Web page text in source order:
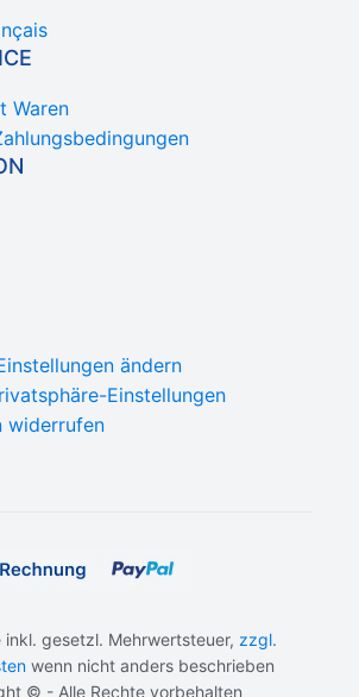
Waren
ändern
Einstellungen
widerrufen
inkl. gesetzl. Mehrwertsteuer, zzgl.
wenn nicht anders beschrieben
© - Alle Rechte vorbehalten